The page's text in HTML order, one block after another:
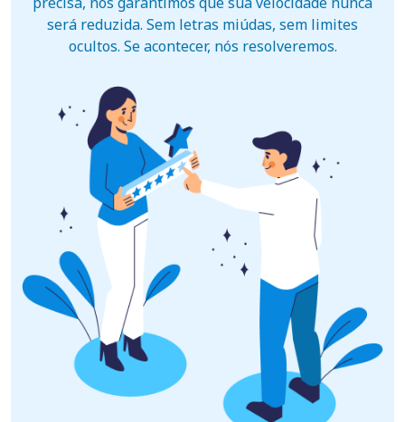
será reduzida. Sem letras miúdas, sem limites
ocultos. Se acontecer, nós resolveremos.